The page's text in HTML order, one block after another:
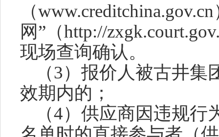
（
网”（http://
现场查询确认。
（3）报价人被古井集
效期内的；
（4）供应商因违规行